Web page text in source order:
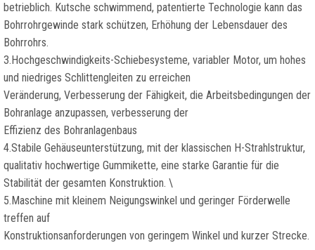
betrieblich. Kutsche schwimmend, patentierte Technologie kann das
Bohrrohrgewinde stark schützen, Erhöhung der Lebensdauer des
Bohrrohrs.
3.Hochgeschwindigkeits-Schiebesysteme, variabler Motor, um hohes
und niedriges Schlittengleiten zu erreichen
Veränderung, Verbesserung der Fähigkeit, die Arbeitsbedingungen der
Bohranlage anzupassen, verbesserung der
Effizienz des Bohranlagenbaus
4.Stabile Gehäuseunterstützung, mit der klassischen H-Strahlstruktur,
qualitativ hochwertige Gummikette, eine starke Garantie für die
Stabilität der gesamten Konstruktion. \
5.Maschine mit kleinem Neigungswinkel und geringer Förderwelle
treffen auf
Konstruktionsanforderungen von geringem Winkel und kurzer Strecke.